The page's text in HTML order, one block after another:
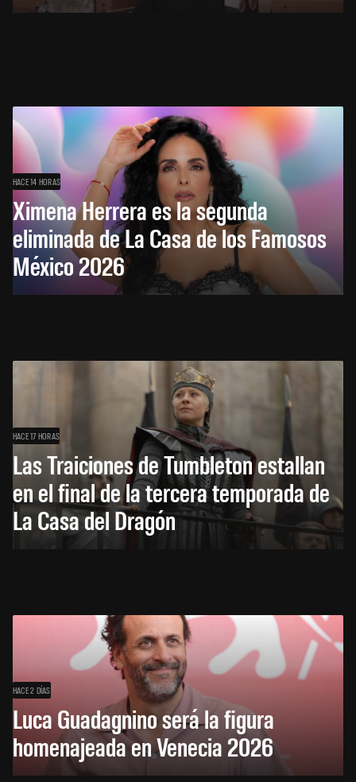
HACE 14 HORAS
Ximena Herrera es la segunda
eliminada de La Casa de los Famosos
México 2026
HACE 17 HORAS
Las Traiciones de Tumbleton estallan
en el final de la tercera temporada de
La Casa del Dragón
HACE 2 DÍAS
Luca Guadagnino será la figura
homenajeada en Venecia 2026